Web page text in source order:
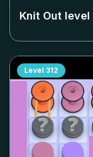
Knit Out level
Level 312